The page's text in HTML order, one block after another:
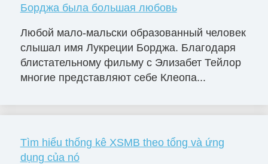
Борджа была большая любовь
Любой мало-мальски образованный человек
слышал имя Лукреции Борджа. Благодаря
блистательному фильму с Элизабет Тейлор
многие представляют себе Клеопа...
Tìm hiểu thống kê XSMB theo tổng và ứng
dụng của nó